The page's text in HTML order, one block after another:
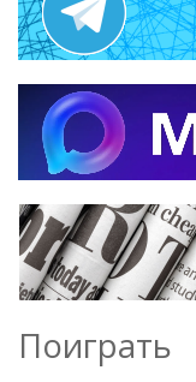
Поиграть